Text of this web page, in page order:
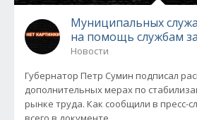
Муниципальных
на помощь службам
Новости
Губернатор Петр Сумин подписал
дополнительных мерах по
рынке труда. Как сообщили в пресс-